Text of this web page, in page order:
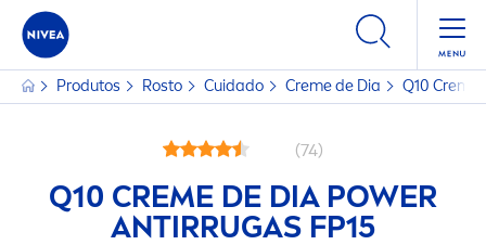
Produtos Rosto Cuidado Cremede Dia Q10 Creme
(74)
Q10 CREME DE DIA POWER
ANTIRRUGAS FP15